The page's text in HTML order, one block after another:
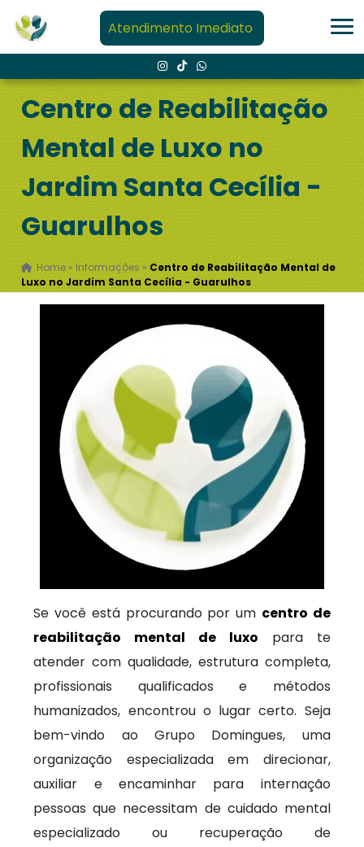
Atendimento Imediato
Centro de Reabilitação
Mental de Luxo no
Jardim Santa Cecília -
Guarulhos
Home » Informações » Centro de Reabilitação Mental de
Luxo no Jardim Santa Cecília - Guarulhos
Se você está procurando por um centro de
reabilitação mental de luxo para te
atender com qualidade, estrutura completa,
profissionais qualificados e métodos
humanizados, encontrou o lugar certo. Seja
bem-vindo ao Grupo Domingues, uma
organização especializada em direcionar,
auxiliar e encaminhar para internação
pessoas que necessitam de cuidado mental
especializado ou recuperação de